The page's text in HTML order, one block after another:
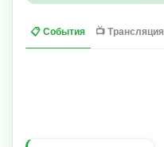
📋 События 📺 Трансляция